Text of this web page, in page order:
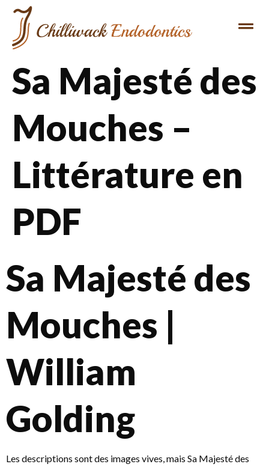
Sa Majesté des
Mouches –
Littérature en
PDF
Sa Majesté des
Mouches |
William
Golding
Les descriptions sont des images vives, mais Sa Majesté des